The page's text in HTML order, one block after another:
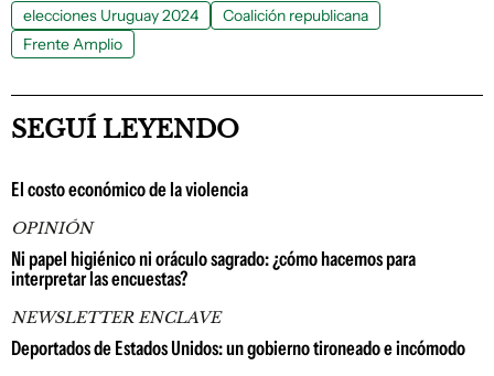
elecciones Uruguay 2024
Coalición republicana
Frente Amplio
SEGUÍ LEYENDO
El costo económico de la violencia
OPINIÓN
Ni papel higiénico ni oráculo sagrado: ¿cómo hacemos para
interpretar las encuestas?
NEWSLETTER ENCLAVE
Deportados de Estados Unidos: un gobierno tironeado e incómodo